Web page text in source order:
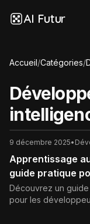
AI Futur
Accueil/Catégories/
9 décembre 2025•
Apprentissage
guide pratique
Découvrez un
pour les